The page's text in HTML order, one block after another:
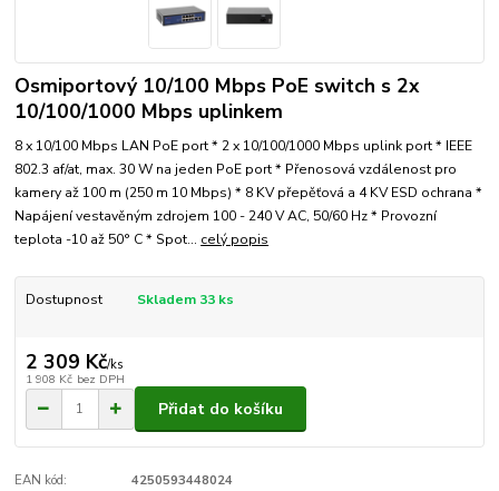
Osmiportový 10/100 Mbps PoE switch s 2x
10/100/1000 Mbps uplinkem
8 x 10/100 Mbps LAN PoE port * 2 x 10/100/1000 Mbps uplink port * IEEE
802.3 af/at, max. 30 W na jeden PoE port * Přenosová vzdálenost pro
kamery až 100 m (250 m 10 Mbps) * 8 KV přepěťová a 4 KV ESD ochrana *
Napájení vestavěným zdrojem 100 - 240 V AC, 50/60 Hz * Provozní
teplota -10 až 50° C * Spot... celý popis
Dostupnost Skladem 33 ks
2 309 Kč/ks
1 908 Kč bez DPH
Přidat do košíku
EAN kód:
4250593448024